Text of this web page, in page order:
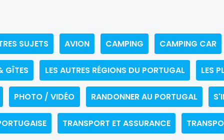
SUJETS AVION CAMPING CAMPING CAR
GÎTES LES AUTRES RÉGIONS DU PORTUGAL LES
PHOTO / VIDÉO RANDONNER AU PORTUGAL
TRANSPORT ET ASSURANCE